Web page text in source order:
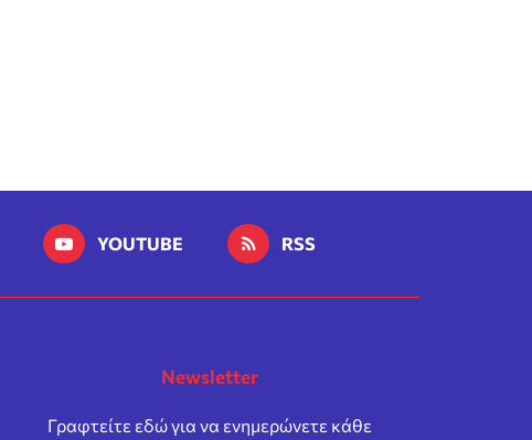
YOUTUBE RSS
Newsletter
Γραφτείτε εδώ για να ενημερώνετε κάθε